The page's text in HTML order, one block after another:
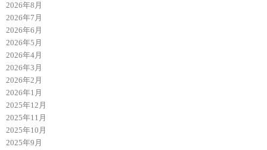
2026年8月
2026年7月
2026年6月
2026年5月
2026年4月
2026年3月
2026年2月
2026年1月
2025年12月
2025年11月
2025年10月
2025年9月